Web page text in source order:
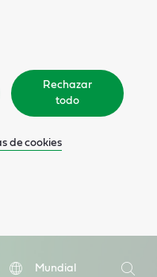
Rechazar
todo
de cookies
Mundial
Search